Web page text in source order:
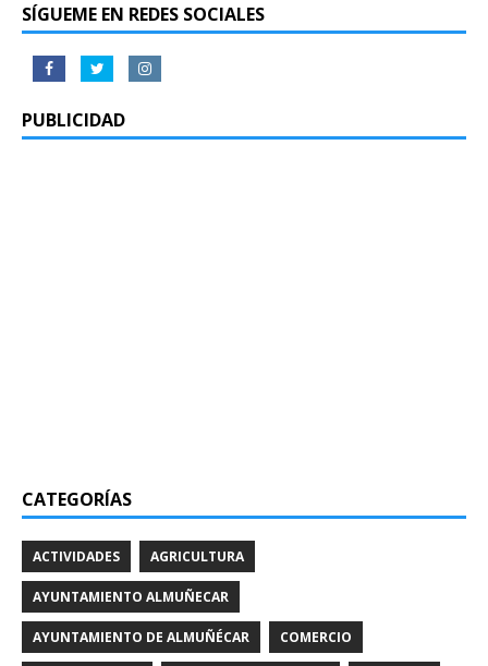
SÍGUEME EN REDES SOCIALES
PUBLICIDAD
CATEGORÍAS
ACTIVIDADES AGRICULTURA
AYUNTAMIENTO ALMUÑECAR
AYUNTAMIENTO DE ALMUÑÉCAR COMERCIO